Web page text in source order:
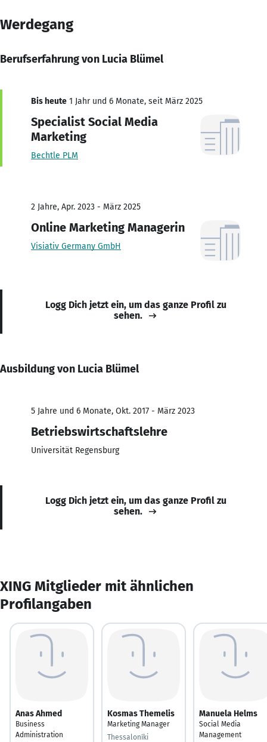
Werdegang
Berufserfahrung von Lucia Blümel
Bis heute 1 Jahr und 6 Monate, seit März 2025
Specialist Social Media
Marketing
Bechtle PLM
2 Jahre, Apr. 2023 - März 2025
Online Marketing Managerin
Visiativ Germany GmbH
Logg Dich jetzt ein, um das ganze Profil zu
sehen.
Ausbildung von Lucia Blümel
5 Jahre und 6 Monate, Okt. 2017 - März 2023
Betriebswirtschaftslehre
Universität Regensburg
Logg Dich jetzt ein, um das ganze Profil zu
sehen.
XING Mitglieder mit ähnlichen
Profilangaben
Anas Ahmed
Business
Administration
Kosmas Themelis
Marketing Manager
Thessaloníki
Manuela Helms
Social Media
Management